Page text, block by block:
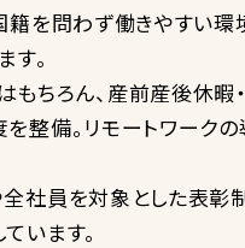
籍を問わず働きやすい
す。
ちろん、産前産後休暇
整備。リモートワーク
社員を対象とした表彰
います。